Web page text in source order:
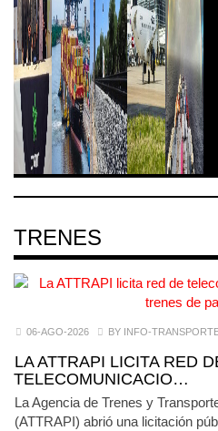
TRENES
06-AGO-2026 BY INFO-
LA ATTRAPI LICITA RED
TELECOMUNICACIO…
La Agencia de Trenes y
(ATTRAPI) abrió una licitación